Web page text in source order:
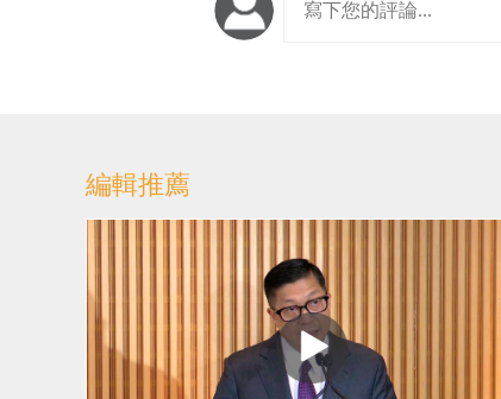
編輯推薦